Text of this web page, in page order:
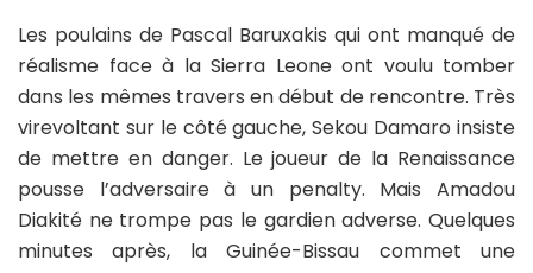
Les poulains de Pascal Baruxakis qui ont manqué de
réalisme face à la Sierra Leone ont voulu tomber
dans les mêmes travers en début de rencontre. Très
virevoltant sur le côté gauche, Sekou Damaro insiste
de mettre en danger. Le joueur de la Renaissance
pousse l’adversaire à un penalty. Mais Amadou
Diakité ne trompe pas le gardien adverse. Quelques
minutes après, la Guinée-Bissau commet une